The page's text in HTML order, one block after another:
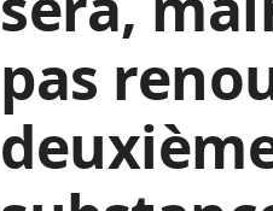
pas